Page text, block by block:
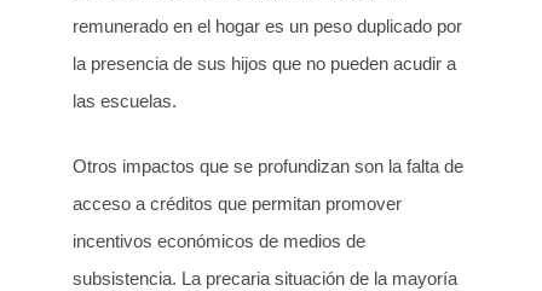
remunerado en el hogar es un peso duplicado por
la presencia de sus hijos que no pueden acudir a
las escuelas.
Otros impactos que se profundizan son la falta de
acceso a créditos que permitan promover
incentivos económicos de medios de
subsistencia. La precaria situación de la mayoría